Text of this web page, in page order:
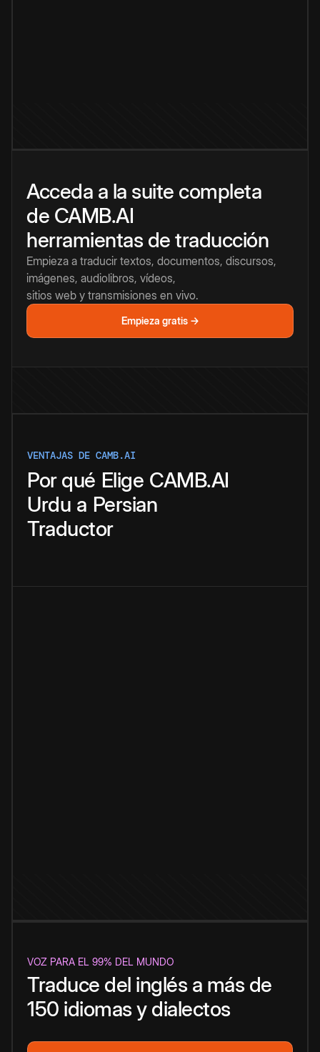
Acceda a la suite completa
de CAMB.AI
herramientas de traducción
Empieza a traducir textos, documentos, discursos,
imágenes, audiolibros, vídeos,
sitios web y transmisiones en vivo.
Empieza gratis →
VENTAJAS DE CAMB.AI
Por qué Elige CAMB.AI
Urdu a Persian
Traductor
VOZ PARA EL 99% DEL MUNDO
Traduce del inglés a más de
150 idiomas y dialectos